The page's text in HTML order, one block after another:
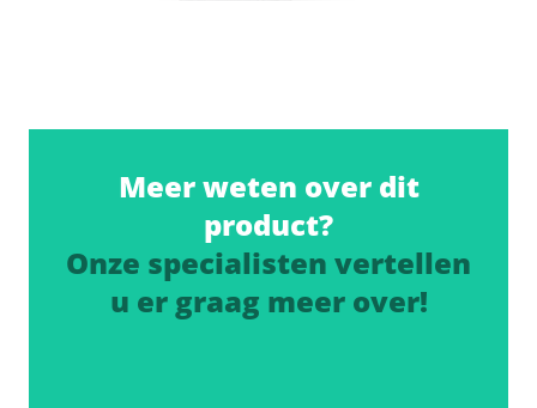
Meer weten over dit
product?
Onze specialisten vertellen
u er graag meer over!